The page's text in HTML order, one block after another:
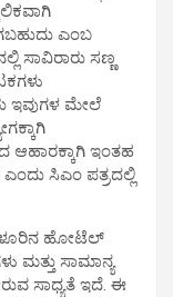
ಎಂಬ
ಸಾವಿರಾರು ಸಣ್ಣ
ಇವುಗಳ ಮೇಲೆ
ಆಹಾರಕ್ಕಾಗಿ ಇಂತಹ
ಸಿಎಂ ಪತ್ರದಲ್ಲಿ
ಹೋಟೆಲ್
ಮತ್ತು ಸಾಮಾನ್ಯ
ಸಾಧ್ಯತೆ ಇದೆ. ಈ